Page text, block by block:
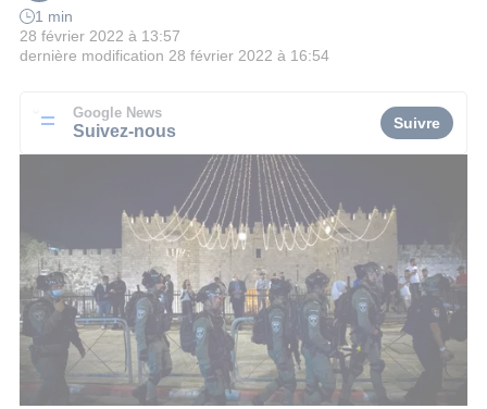
1 min
28 février 2022 à 13:57
dernière modification 28 février 2022 à 16:54
Google News
Suivez-nous Suivre